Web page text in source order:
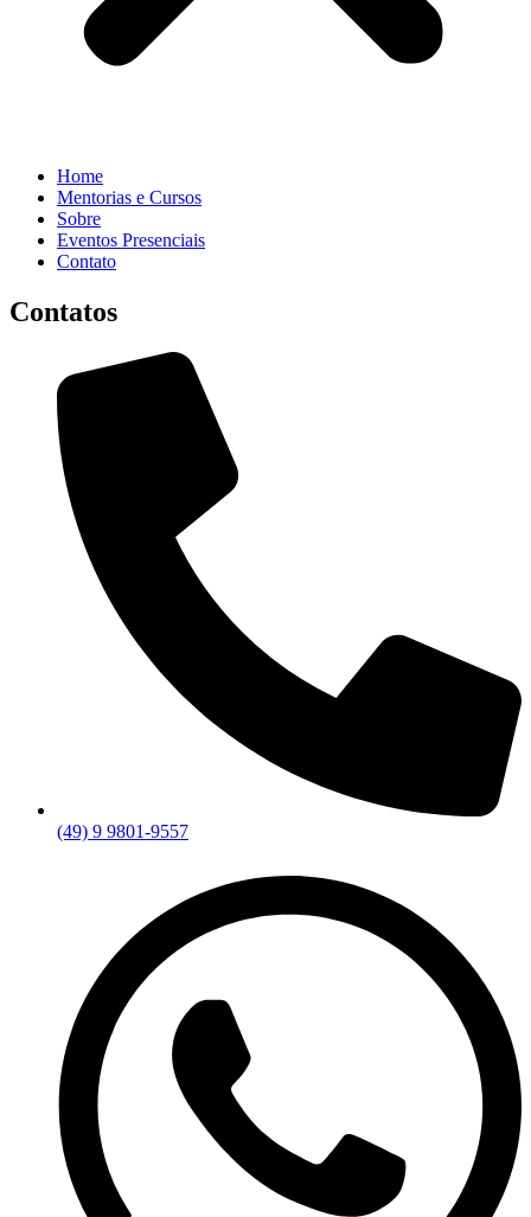
Home
Mentorias e Cursos
Sobre
Eventos Presenciais
Contato
Contatos
(49) 9 9801-9557